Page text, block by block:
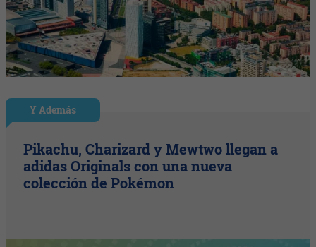
Y Además
Pikachu, Charizard y Mewtwo llegan a
adidas Originals con una nueva
colección de Pokémon